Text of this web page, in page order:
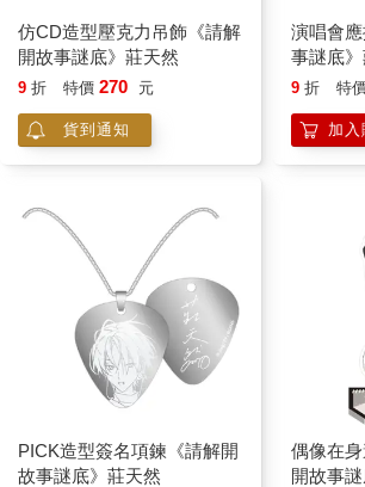
人鬼殊途？」
莊天然一臉茫然，像是不明白發生了什麼事
導演吼道：「叫你演個感情很難嗎？你是不
莊天然更加困惑。是沒談過，但這不是戀愛
仿CD造型壓克力吊飾《請解
開故事謎底》莊天然
9 折 特價 270 元
貨到通知
演唱會
事謎底
9 折 特
加入
PICK造型簽名項鍊《請解開
故事謎底》莊天然
偶像在
開故事